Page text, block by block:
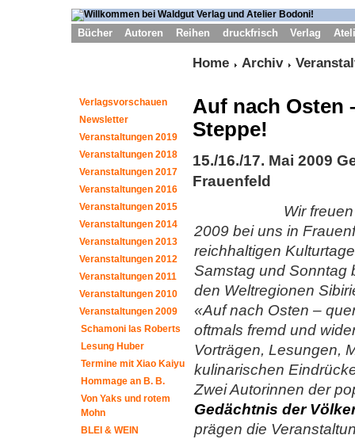
Bücher Autoren Reihen druckfrisch Verlag
Verlagsvorschauen
Newsletter
Veranstaltungen 2019
Veranstaltungen 2018
Veranstaltungen 2017
Veranstaltungen 2016
Veranstaltungen 2015
Veranstaltungen 2014
Veranstaltungen 2013
Veranstaltungen 2012
Veranstaltungen 2011
Veranstaltungen 2010
Veranstaltungen 2009
Schamoni las Roberts
Lesung Huber
Termine mit Xiao Kaiyu
Hommage an B. B.
Von Yaks und rotem
Mohn
BLEI & WEIN
Home Archiv
Auf nach Osten
Steppe!
15./16./17. Mai 2009
Frauenfeld
Wir
2009 bei uns in
reichhaltigen
Samstag und Sonntag
den Weltregionen
«Auf nach Osten –
oftmals fremd und
Vorträgen, Lesungen,
kulinarischen
Zwei Autorinnen der
Gedächtnis der
prä­gen die